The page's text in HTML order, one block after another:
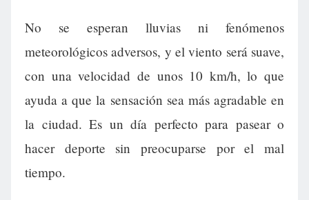
No se esperan lluvias ni fenómenos
meteorológicos adversos, y el viento será suave,
con una velocidad de unos 10 km/h, lo que
ayuda a que la sensación sea más agradable en
la ciudad. Es un día perfecto para pasear o
hacer deporte sin preocuparse por el mal
tiempo.